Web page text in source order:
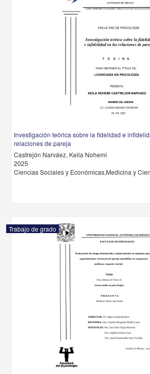
Investigación teórica sobre la fidelidad e
relaciones de pareja
Castrejón Narváez, Keila Nohemi
2025
Ciencias Sociales y Económicas,Medicina y
Trabajo de grado